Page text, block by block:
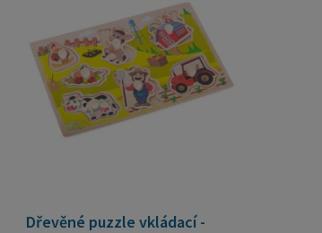
Dřevěné puzzle vkládací -